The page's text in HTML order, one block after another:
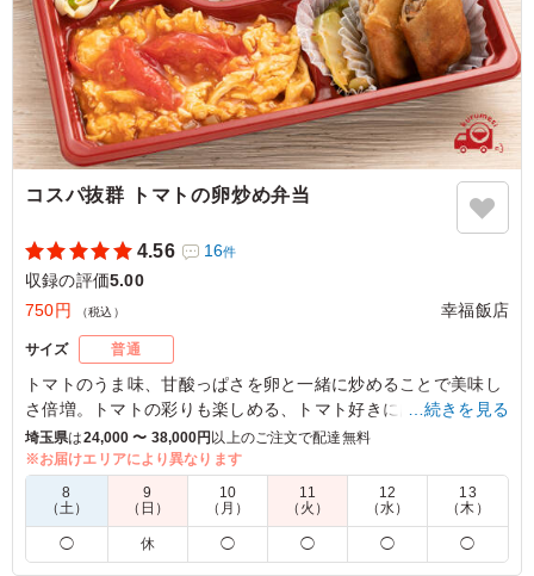
す。おかずで春巻きもついてきますし、お米の量も多く男
性も大満足でした。物価高の中このボリュームでこの価格
はすごいと思います。
ご利用シーン：ロケ・撮影›収録
東京都台東区東上野2025/10/30
コスパ抜群 トマトの卵炒め弁当
4.56 16件
収録の評価5.00
750円
（税込） 幸福飯店
サイズ 普通
トマトのうま味、甘酸っぱさを卵と一緒に炒めることで美味し
さ倍増。トマトの彩りも楽しめる、トマト好きにはたまらない
お弁当です。
※点心は「手作り餃子」「自家製春巻き」からお選びいただけ
ます。
※下記プルダウンよりお選び下さい。
※写真は「自家製春巻き」です。
…続きを見る
埼玉県は24,000 〜 38,000円 以上のご注文で配達無料
※お届けエリアにより異なります
8
（土）
9
（日）
10
（月）
11
（火）
12
（水）
13
（木）
◯ 休 ◯ ◯ ◯ ◯